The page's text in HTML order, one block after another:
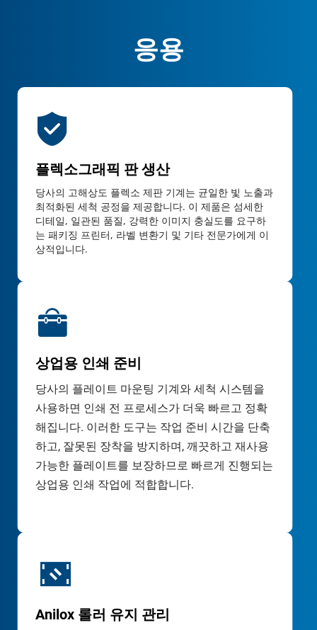
응용
플렉소그래픽 판 생산
당사의 고해상도 플렉소 제판 기계는 균일한 빛 노출과
최적화된 세척 공정을 제공합니다. 이 제품은 섬세한
디테일, 일관된 품질, 강력한 이미지 충실도를 요구하
는 패키징 프린터, 라벨 변환기 및 기타 전문가에게 이
상적입니다.
상업용 인쇄 준비
당사의 플레이트 마운팅 기계와 세척 시스템을
사용하면 인쇄 전 프로세스가 더욱 빠르고 정확
해집니다. 이러한 도구는 작업 준비 시간을 단축
하고, 잘못된 장착을 방지하며, 깨끗하고 재사용
가능한 플레이트를 보장하므로 빠르게 진행되는
상업용 인쇄 작업에 적합합니다.
Anilox 롤러 ​​유지 관리